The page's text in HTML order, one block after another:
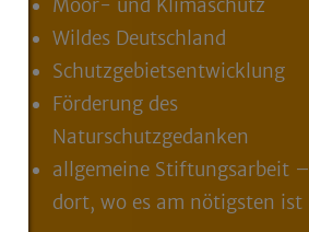
Moor- und Klimaschutz
Wildes Deutschland
Schutzgebietsentwicklung
Förderung des
Naturschutzgedanken
allgemeine Stiftungsarbeit –
dort, wo es am nötigsten ist